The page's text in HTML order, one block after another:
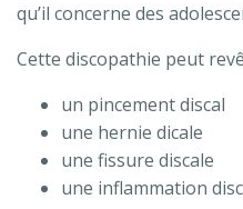
qu’il concerne des
Cette discopathie peut
un pincement discal
une hernie dicale
une fissure discale
une inflammation